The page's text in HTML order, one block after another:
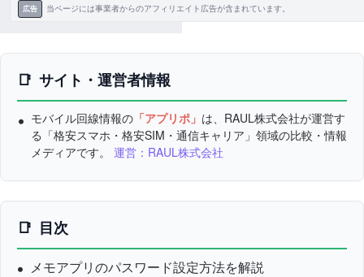
広告 当ページには事業者からのアフィリエイト広告が含まれています。
サイト・運営者情報
モバイル回線情報の 「アプリポ」 は、RAUL株式会社が運営す
る「格安スマホ・格安SIM・通信キャリア」領域の比較・情報
メディアです。 運営：RAUL株式会社
目次
メモアプリのパスワード設定方法を解説